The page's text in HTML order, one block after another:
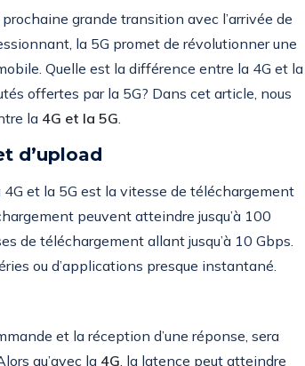
grande transition avec l’arrivée de
la 5G promet de révolutionner une
Quelle est la différence entre la 4G et la
offertes par la 5G? Dans cet article, nous
la 4G et la 5G.
d’upload
et la 5G est la vitesse de téléchargement
peuvent atteindre jusqu’à 100
de téléchargement allant jusqu’à 10 Gbps.
ou d’applications presque instantané.
et la réception d’une réponse, sera
qu’avec la 4G, la latence peut atteindre